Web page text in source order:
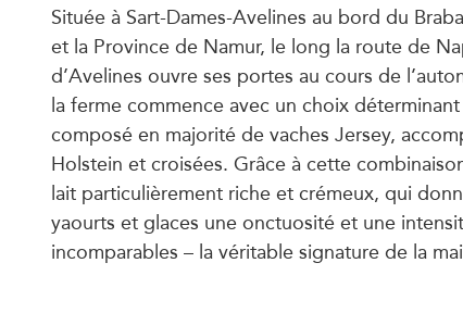
Située à Sart-Dames-Avelines au bord du
et la Province de Namur, le long la route de
d’Avelines ouvre ses portes au cours de
la ferme commence avec un choix
composé en majorité de vaches Jersey,
Holstein et croisées. Grâce à cette
lait particulièrement riche et crémeux, qui
yaourts et glaces une onctuosité et une
incomparables – la véritable signature de la